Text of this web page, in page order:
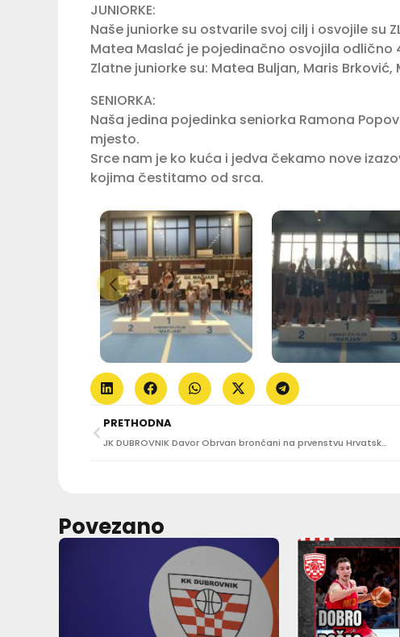
JUNIORKE:
Naše juniorke su ostvarile svoj cilj i osvojile su
Matea Maslać je pojedinačno osvojila odlično
Zlatne juniorke su: Matea Buljan, Maris
SENIORKA:
Naša jedina pojedinka seniorka Ramona
mjesto.
Srce nam je ko kuća i jedva čekamo nove
kojima čestitamo od srca.
PRETHODNA
JK DUBROVNIK Davor Obrvan brončani na prvenstvu Hrvatske za mlađe seniore
Povezano